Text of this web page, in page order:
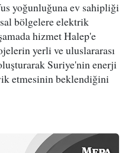
yoğunluğuna ev sahipliği
bölgelere elektrik
hizmet Halep'e
yerli ve uluslararası
Suriye'nin enerji
etmesinin beklendiğini